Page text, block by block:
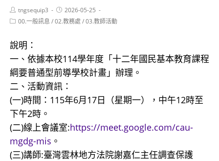
Post
author:
tngsequip3
Post
published:
2026-05-25
Post00.一般訊息 /02.教務處 /03.教師活動
說明：
一、依據本校114學年度「十二年國民基本教育課程
綱要普通型前導學校計畫」辦理。
二、活動資訊：
(一)時間：115年6月17日（星期一），中午12時至
下午2時。
(二)線上會議室:https://meet.google.com/cau-
mgdg-mis 。
(三)講師:臺灣雲林地方法院謝嘉仁主任調查保護